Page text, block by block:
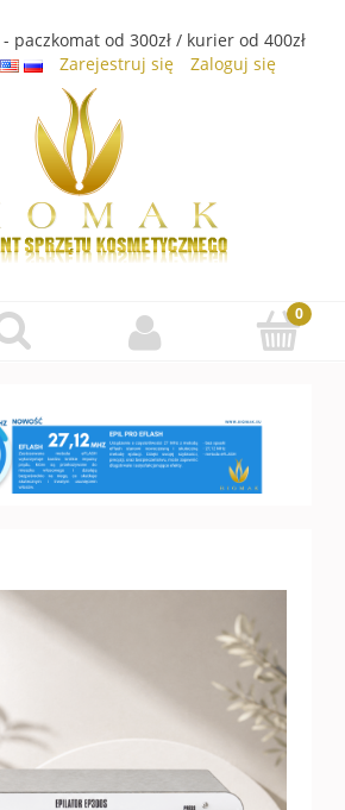
paczkomat od 300zł / kurier od 400zł
Zarejestruj się Zaloguj się